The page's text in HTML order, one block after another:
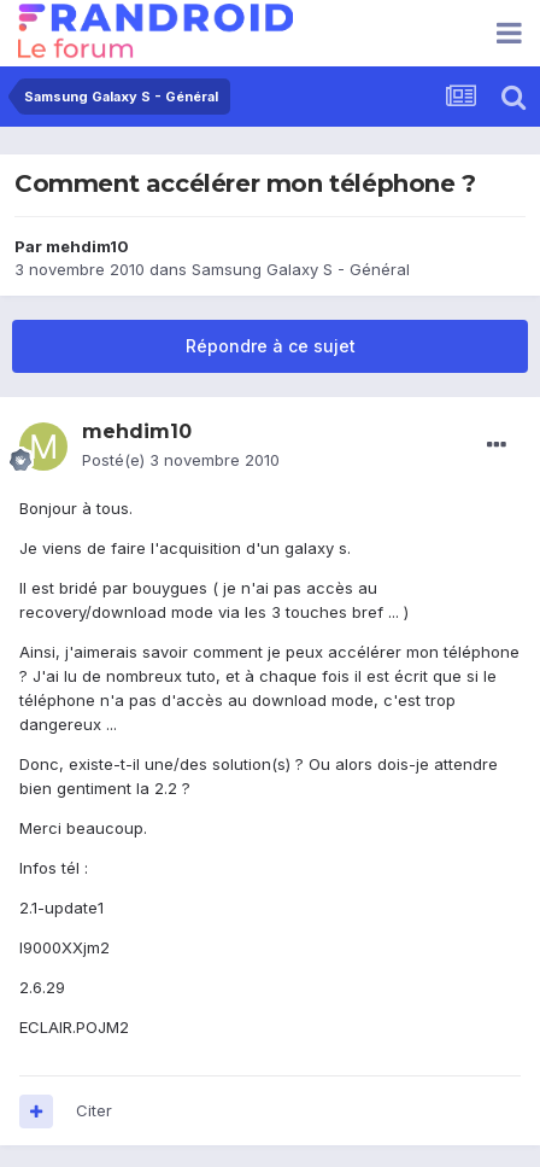
Samsung Galaxy S - Général
Comment accélérer mon téléphone ?
Par mehdim10
3 novembre 2010 dans Samsung Galaxy S - Général
Répondre à ce sujet
mehdim10
Posté(e) 3 novembre 2010
Bonjour à tous.
Je viens de faire l'acquisition d'un galaxy s.
Il est bridé par bouygues ( je n'ai pas accès au
recovery/download mode via les 3 touches bref ... )
Ainsi, j'aimerais savoir comment je peux accélérer mon téléphone
? J'ai lu de nombreux tuto, et à chaque fois il est écrit que si le
téléphone n'a pas d'accès au download mode, c'est trop
dangereux ...
Donc, existe-t-il une/des solution(s) ? Ou alors dois-je attendre
bien gentiment la 2.2 ?
Merci beaucoup.
Infos tél :
2.1-update1
I9000XXjm2
2.6.29
ECLAIR.POJM2
Citer